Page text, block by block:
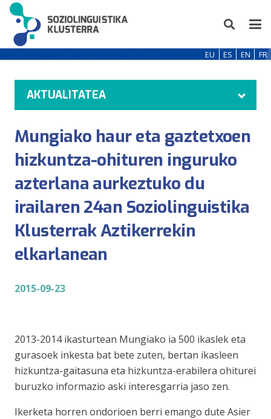
EU ES EN FR
AKTUALITATEA
Mungiako haur eta gaztetxoen
hizkuntza-ohituren inguruko
azterlana aurkeztuko du
irailaren 24an Soziolinguistika
Klusterrak Aztikerrekin
elkarlanean
2015-09-23
2013-2014 ikasturtean Mungiako ia 500 ikaslek eta
gurasoek inkesta bat bete zuten, bertan ikasleen
hizkuntza-gaitasuna eta hizkuntza-erabilera ohiturei
buruzko informazio aski interesgarria jaso zen.
Ikerketa horren ondorioen berri emango dute Asier